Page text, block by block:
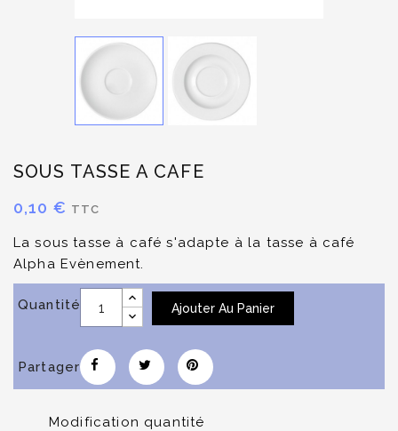
SOUS TASSE A CAFE
0,10 € TTC
La sous tasse à café s'adapte à la tasse à café
Alpha Evènement.
Quantité Ajouter Au Panier
Partager
Modification quantité